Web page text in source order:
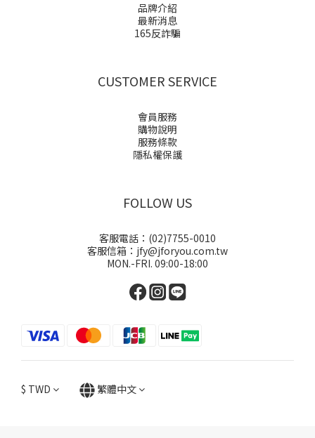
品牌介紹
最新消息
165反詐騙
CUSTOMER SERVICE
會員服務
購物說明
服務條款
隱私權保護
FOLLOW US
客服電話：(02)7755-0010
客服信箱：jfy@jforyou.com.tw
MON.-FRI. 09:00-18:00
$ TWD 繁體中文